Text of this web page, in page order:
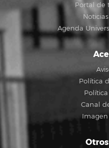
Portal de
Agenda
Política
Canal